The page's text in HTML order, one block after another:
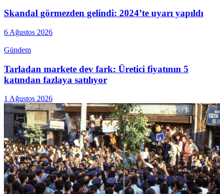
Skandal görmezden gelindi: 2024’te uyarı yapıldı
6 Ağustos 2026
Gündem
Tarladan markete dev fark: Üretici fiyatının 5
katından fazlaya satılıyor
1 Ağustos 2026